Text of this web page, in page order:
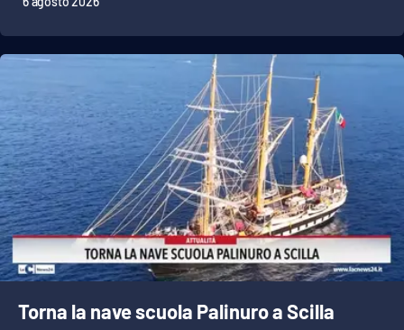
APP
Apple
Torna la nave scuola Palinuro a Scilla